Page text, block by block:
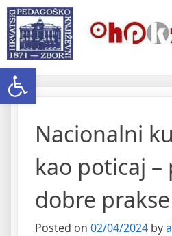
Open toolbar
Skip
to
content
Ogranak
Pedagoško-
Bjelovar
Nacionalni
kao poticaj
dobre prakse
Posted on 02/04/2024 by